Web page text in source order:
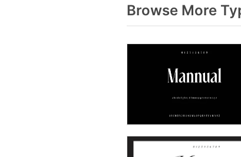
Browse More